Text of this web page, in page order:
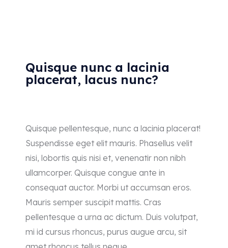
Quisque nunc a lacinia
placerat, lacus nunc?
Quisque pellentesque, nunc a lacinia placerat!
Suspendisse eget elit mauris. Phasellus velit
nisi, lobortis quis nisi et, venenatir non nibh
ullamcorper. Quisque congue ante in
consequat auctor. Morbi ut accumsan eros.
Mauris semper suscipit mattis. Cras
pellentesque a urna ac dictum. Duis volutpat,
mi id cursus rhoncus, purus augue arcu, sit